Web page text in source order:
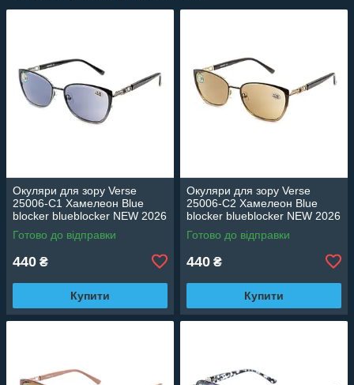
Окуляри для зору Verse
25006-C1 Хамелеон Blue
blocker blueblocker NEW 2026
Готово до відправки
440 ₴
Купити
Окуляри для зору Verse
25006-C2 Хамелеон Blue
blocker blueblocker NEW 2026
Готово до відправки
440 ₴
Купити